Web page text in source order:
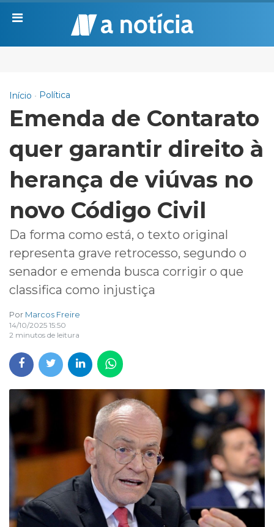
Início Política
Emenda de Contarato
quer garantir direito à
herança de viúvas no
novo Código Civil
Da forma como está, o texto original
representa grave retrocesso, segundo o
senador e emenda busca corrigir o que
classifica como injustiça
Por Marcos Freire
14/10/2025 15:50
2 minutos de leitura